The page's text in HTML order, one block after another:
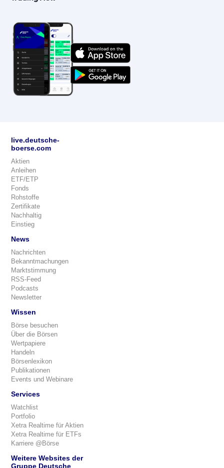
live.deutsche-
boerse.com
Aktien
Anleihen
ETF/ETP
Fonds
Rohstoffe
Zertifikate
Nachhaltig
Einstieg
News
Nachrichten
Bekanntmachungen
Marktstimmung
RSS-Feed
Podcasts
Newsletter
Wissen
Börse besuchen
Über die Börsen
Wertpapiere
Handeln
Börsenlexikon
Publikationen
Events und Webinare
Services
Watchlist
Portfolio
Xetra Realtime für Aktien
Xetra Realtime für ETFs
Karriere @Börse
Weitere Websites der
Gruppe Deutsche